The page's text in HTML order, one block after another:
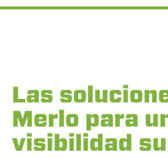
Las
Merlo para
visibilidad